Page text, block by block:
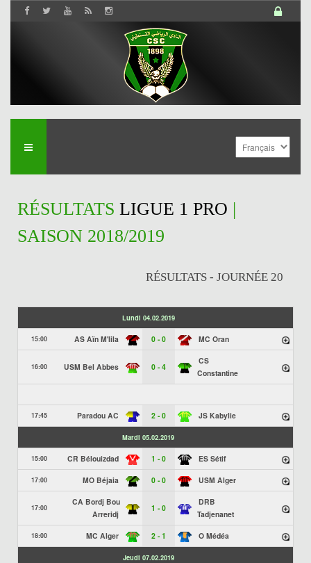
RÉSULTATS LIGUE 1 PRO |
SAISON 2018/2019
RÉSULTATS - JOURNÉE 20
Lundi 04.02.2019
15:00 AS Aïn M'lila 0 - 0 MC Oran
16:00 USM Bel Abbes 0 - 4
CS
Constantine
17:45 Paradou AC 2 - 0 JS Kabylie
Mardi 05.02.2019
15:00 CR Bélouizdad 1 - 0 ES Sétif
17:00 MO Béjaia 0 - 0 USM Alger
17:00
CA Bordj Bou
Arreridj
1 - 0
DRB
Tadjenanet
18:00 MC Alger 2 - 1 O Médéa
Jeudi 07.02.2019